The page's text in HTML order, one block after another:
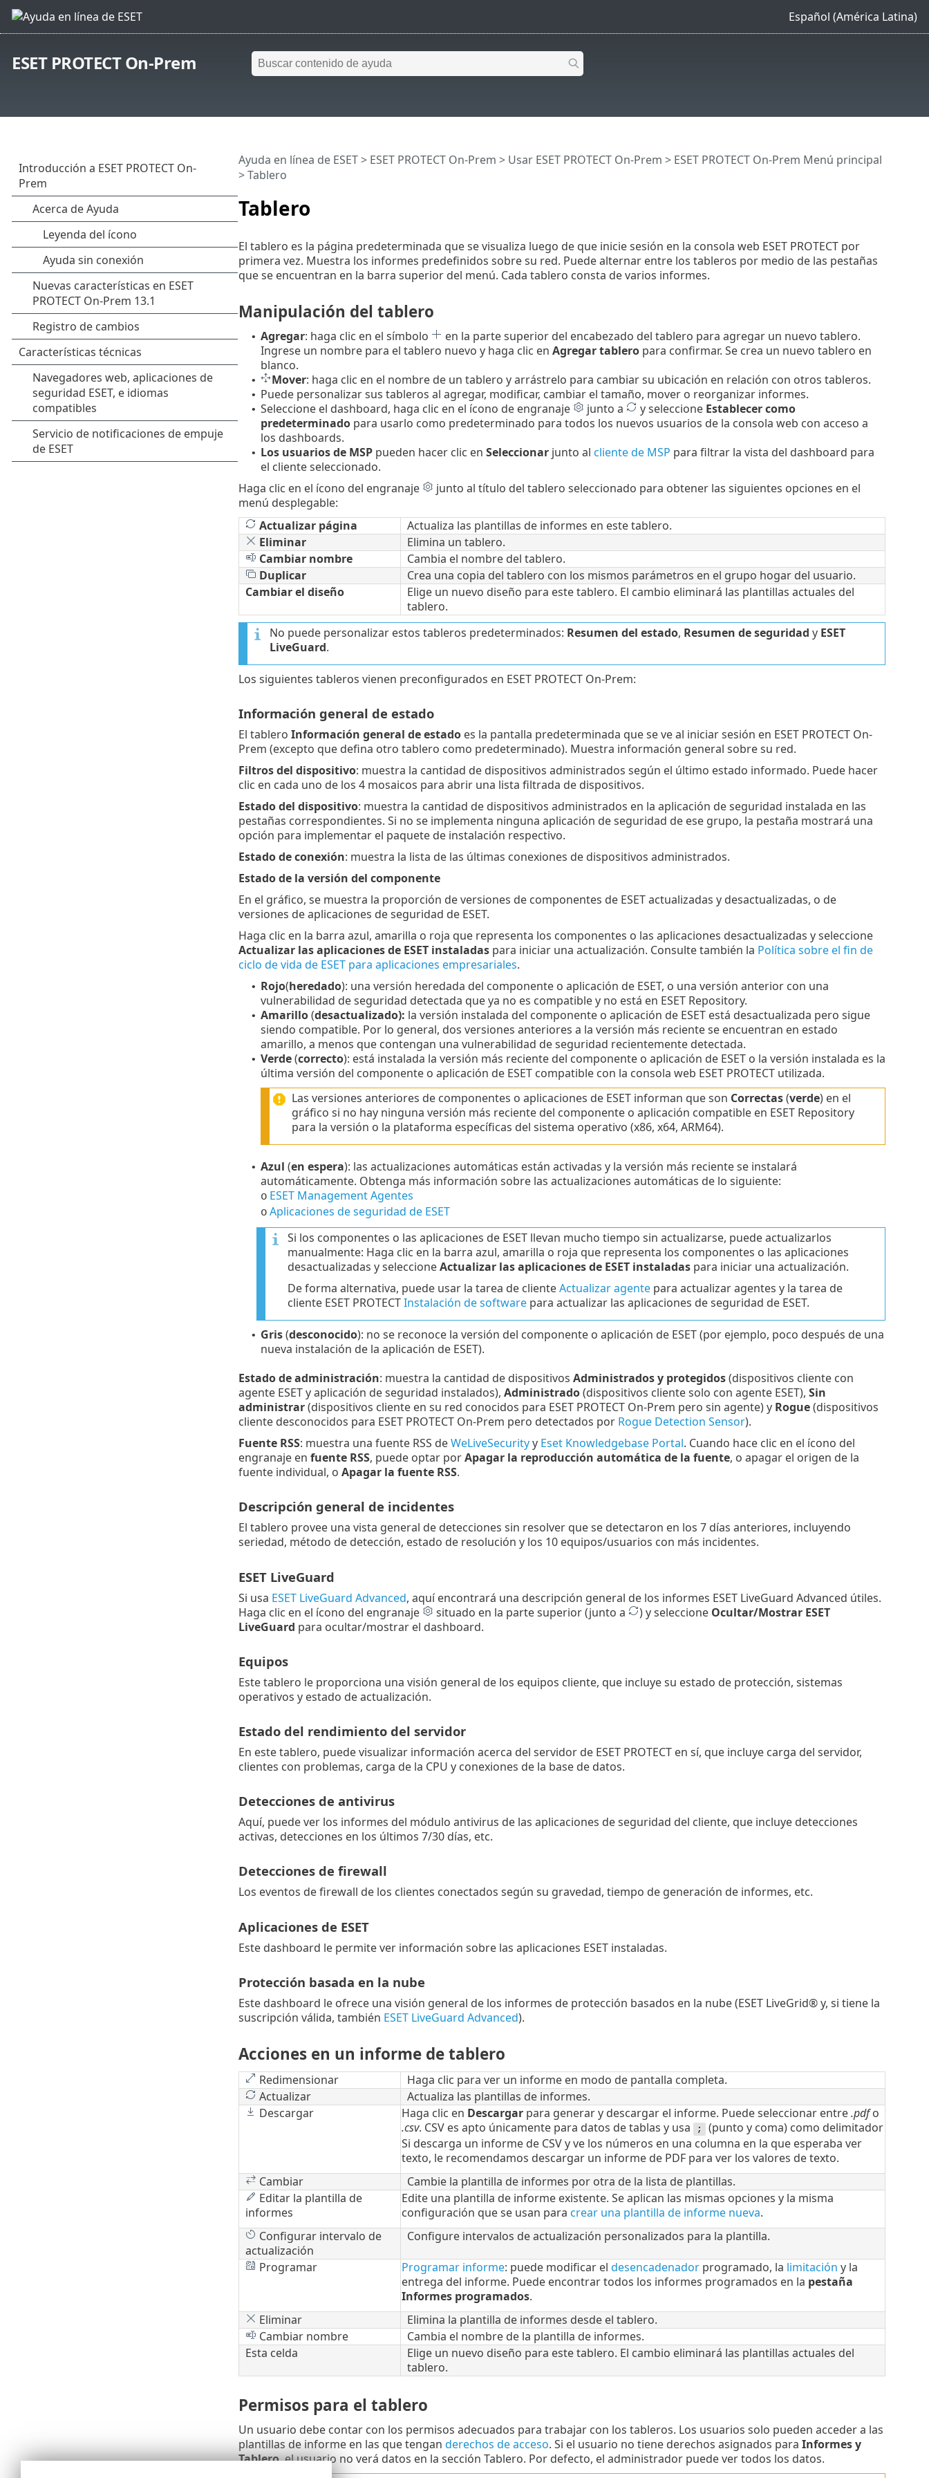
Español (América Latina)
ESET PROTECT On-Prem
Tablero
Ayuda en línea de ESET> ESET PROTECT On-Prem > Usar ESET PROTECT On-Prem > ESET PROTECT On-Prem Menú principal
> Tablero
El tablero es la página predeterminada que se visualiza luego de que inicie sesión en la consola web ESET PROTECT por
primera vez. Muestra los informes predefinidos sobre su red. Puede alternar entre los tableros por medio de las pestañas
que se encuentran en la barra superior del menú. Cada tablero consta de varios informes.
Manipulación del tablero
• Agregar: haga clic en el símbolo
en la parte superior del encabezado del tablero para agregar un nuevo tablero.
Ingrese un nombre para el tablero nuevo y haga clic en Agregar tableropara confirmar. Se crea un nuevo tablero en
blanco.
• Mover: haga clic en el nombre de un tablero y arrástrelo para cambiar su ubicación en relación con otros tableros.
• Puede personalizar sus tableros al agregar, modificar, cambiar el tamaño, mover o reorganizar informes.
• Seleccione el dashboard, haga clic en el ícono de engranaje junto a y seleccione Establecer como
predeterminadopara usarlo como predeterminado para todos los nuevos usuarios de la consola web con acceso a
los dashboards.
• Los usuarios de MSPpueden hacer clic en Seleccionarjunto al cliente de MSP para filtrar la vista del dashboard para
el cliente seleccionado.
Haga clic en el ícono del engranaje
junto al título del tablero seleccionado para obtener las siguientes opciones en el
menú desplegable:
Actualizar página
Actualiza las plantillas de informes en este tablero.
Eliminar
Elimina un tablero.
Cambiar nombre
Cambia el nombre del tablero.
Duplicar
Crea una copia del tablero con los mismos parámetros en el grupo hogar del usuario.
Cambiar el diseño
Elige un nuevo diseño para este tablero. El cambio eliminará las plantillas actuales del
tablero.
No puede personalizar estos tableros predeterminados: Resumen del estado, Resumen de seguridad y ESET
LiveGuard.
Los siguientes tableros vienen preconfigurados en ESET PROTECT On-Prem:
Información general de estado
El tablero Información general de estadoes la pantalla predeterminada que se ve al iniciar sesión en ESET PROTECT On-
Prem (excepto que defina otro tablero como predeterminado). Muestra información general sobre su red.
Filtros del dispositivo: muestra la cantidad de dispositivos administrados según el último estado informado. Puede hacer
clic en cada uno de los 4 mosaicos para abrir una lista filtrada de dispositivos.
Estado del dispositivo: muestra la cantidad de dispositivos administrados en la aplicación de seguridad instalada en las
pestañas correspondientes. Si no se implementa ninguna aplicación de seguridad de ese grupo, la pestaña mostrará una
opción para implementar el paquete de instalación respectivo.
Estado de conexión: muestra la lista de las últimas conexiones de dispositivos administrados.
Estado de la versión del componente
En el gráfico, se muestra la proporción de versiones de componentes de ESET actualizadas y desactualizadas, o de
versiones de aplicaciones de seguridad de ESET.
Haga clic en la barra azul, amarilla o roja que representa los componentes o las aplicaciones desactualizadas y seleccione
Actualizar las aplicaciones de ESET instaladaspara iniciar una actualización. Consulte también la Política sobre el fin de
ciclo de vida de ESET para aplicaciones empresariales.
• Rojo(heredado): una versión heredada del componente o aplicación de ESET, o una versión anterior con una
vulnerabilidad de seguridad detectada que ya no es compatible y no está en ESET Repository.
• Amarillo(desactualizado): la versión instalada del componente o aplicación de ESET está desactualizada pero sigue
siendo compatible. Por lo general, dos versiones anteriores a la versión más reciente se encuentran en estado
amarillo, a menos que contengan una vulnerabilidad de seguridad recientemente detectada.
• Verde(correcto): está instalada la versión más reciente del componente o aplicación de ESET o la versión instalada es la
última versión del componente o aplicación de ESET compatible con la consola web ESET PROTECT utilizada.
Las versiones anteriores de componentes o aplicaciones de ESET informan que son Correctas(verde) en el
gráfico si no hay ninguna versión más reciente del componente o aplicación compatible en ESET Repository
para la versión o la plataforma específicas del sistema operativo (x86, x64, ARM64).
• Azul (en espera): las actualizaciones automáticas están activadas y la versión más reciente se instalará
automáticamente. Obtenga más información sobre las actualizaciones automáticas de lo siguiente:
o ESET Management Agentes
o Aplicaciones de seguridad de ESET
Si los componentes o las aplicaciones de ESET llevan mucho tiempo sin actualizarse, puede actualizarlos
manualmente: Haga clic en la barra azul, amarilla o roja que representa los componentes o las aplicaciones
desactualizadas y seleccioneActualizar las aplicaciones de ESET instaladaspara iniciar una actualización.
De forma alternativa, puede usar la tarea de clienteActualizar agentepara actualizar agentes y la tarea de
cliente ESET PROTECTInstalación de softwarepara actualizar las aplicaciones de seguridad de ESET.
• Gris(desconocido): no se reconoce la versión del componente o aplicación de ESET (por ejemplo, poco después de una
nueva instalación de la aplicación de ESET).
Estado de administración: muestra la cantidad de dispositivos Administrados y protegidos(dispositivos cliente con
agente ESET y aplicación de seguridad instalados), Administrado(dispositivos cliente solo con agente ESET), Sin
administrar(dispositivos cliente en su red conocidos para ESET PROTECT On-Prem pero sin agente) y Rogue(dispositivos
cliente desconocidos para ESET PROTECT On-Prem pero detectados por Rogue Detection Sensor).
Fuente RSS: muestra una fuente RSS deWeLiveSecurityy Eset Knowledgebase Portal. Cuando hace clic en el ícono del
engranaje en fuente RSS, puede optar porApagar la reproducción automática de la fuente, o apagar el origen de la
fuente individual, o Apagar la fuente RSS.
Descripción general de incidentes
El tablero provee una vista general de detecciones sin resolver que se detectaron en los 7 días anteriores, incluyendo
seriedad, método de detección, estado de resolución y los 10 equipos/usuarios con más incidentes.
ESET LiveGuard
Si usa ESET LiveGuard Advanced, aquí encontrará una descripción general de los informes ESET LiveGuard Advanced útiles.
Haga clic en el ícono del engranaje
situado en la parte superior (junto a ) y seleccione Ocultar/Mostrar ESET
LiveGuard para ocultar/mostrar el dashboard.
Equipos
Este tablero le proporciona una visión general de los equipos cliente, que incluye su estado de protección, sistemas
operativos y estado de actualización.
Estado del rendimiento del servidor
En este tablero, puede visualizar información acerca del servidor de ESET PROTECT en sí, que incluye carga del servidor,
clientes con problemas, carga de la CPU y conexiones de la base de datos.
Detecciones de antivirus
Aquí, puede ver los informes del módulo antivirus de las aplicaciones de seguridad del cliente, que incluye detecciones
activas, detecciones en los últimos 7/30 días, etc.
Detecciones de firewall
Los eventos de firewall de los clientes conectados según su gravedad, tiempo de generación de informes, etc.
Aplicaciones de ESET
Este dashboard le permite ver información sobre las aplicaciones ESET instaladas.
Protección basada en la nube
Este dashboard le ofrece una visión general de los informes de protección basados en la nube (ESET LiveGrid® y, si tiene la
suscripción válida, también ESET LiveGuard Advanced).
Acciones en un informe de tablero
Redimensionar
Haga clic para ver un informe en modo de pantalla completa.
Actualizar
Actualiza las plantillas de informes.
Descargar
Haga clic en Descargarpara generar y descargar el informe. Puede seleccionar entre.pdfo
.csv. CSV es apto únicamente para datos de tablas y usa ; (punto y coma) como delimitador
Si descarga un informe de CSV y ve los números en una columna en la que esperaba ver
texto, le recomendamos descargar un informe de PDF para ver los valores de texto.
Cambiar
Cambie la plantilla de informes por otra de la lista de plantillas.
Editar la plantilla de
informes
Edite una plantilla de informe existente. Se aplican las mismas opciones y la misma
configuración que se usan para crear una plantilla de informe nueva.
Configurar intervalo de
actualización
Configure intervalos de actualización personalizados para la plantilla.
Programar Programar informe: puede modificar el desencadenadorprogramado, la limitación y la
entrega del informe. Puede encontrar todos los informes programados en la pestaña
Informes programados.
Eliminar
Elimina la plantilla de informes desde el tablero.
Cambiar nombre
Cambia el nombre de la plantilla de informes.
Esta celda
Elige un nuevo diseño para este tablero. El cambio eliminará las plantillas actuales del
tablero.
Permisos para el tablero
Un usuario debe contar con los permisos adecuados para trabajar con los tableros. Los usuarios solo pueden acceder a las
plantillas de informe en las que tengan derechos de acceso. Si el usuario no tiene derechos asignados para Informes y
Tablero, el usuario no verá datos en la sección Tablero. Por defecto, el administrador puede ver todos los datos.